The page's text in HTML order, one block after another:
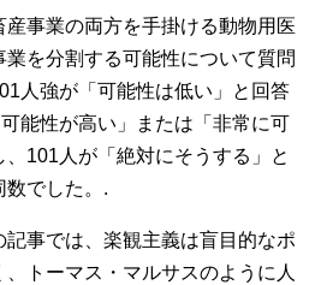
事業の両方を手掛ける動物用医
を分割する可能性について質問
人強が「可能性は低い」と回答
能性が高い」または「非常に可
101人が「絶対にそうする」と
数でした。.
事では、楽観主義は盲目的なポ
トーマス・マルサスのように人